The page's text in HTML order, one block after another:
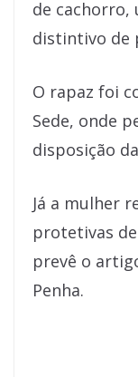
de cachorro,
distintivo de
O rapaz foi
Sede, onde
disposição
Já a mulher
protetivas
prevê o
Penha.